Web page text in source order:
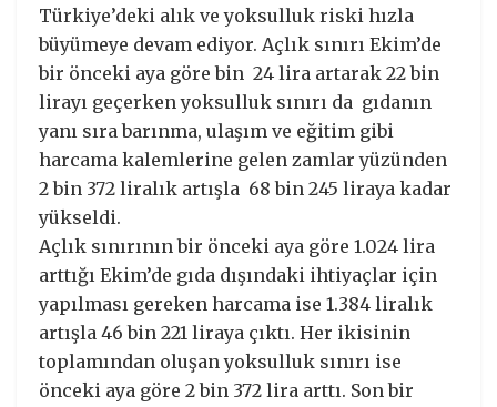
Türkiye’deki alık ve yoksulluk riski hızla
büyümeye devam ediyor. Açlık sınırı Ekim’de
bir önceki aya göre bin 24 lira artarak 22 bin
lirayı geçerken yoksulluk sınırı da gıdanın
yanı sıra barınma, ulaşım ve eğitim gibi
harcama kalemlerine gelen zamlar yüzünden
2 bin 372 liralık artışla 68 bin 245 liraya kadar
yükseldi.
Açlık sınırının bir önceki aya göre 1.024 lira
arttığı Ekim’de gıda dışındaki ihtiyaçlar için
yapılması gereken harcama ise 1.384 liralık
artışla 46 bin 221 liraya çıktı. Her ikisinin
toplamından oluşan yoksulluk sınırı ise
önceki aya göre 2 bin 372 lira arttı. Son bir